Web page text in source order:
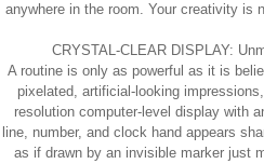
anywhere in the room. Your creativity is
CRYSTAL-CLEAR DISPLAY:
A routine is only as powerful as it is
pixelated, artificial-looking
resolution computer-level display with
line, number, and clock hand appears
as if drawn by an invisible marker just